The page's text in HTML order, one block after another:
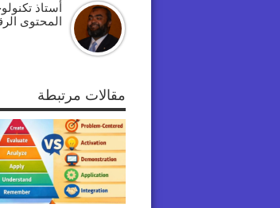
أستاذ
المحتوى
مقالات مرتبطة